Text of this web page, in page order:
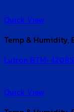
Quick View
Temp & Humidity,
Lutron BTM-
Quick View